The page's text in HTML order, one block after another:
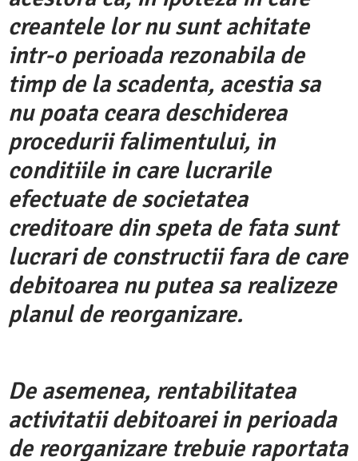
creantele lor nu sunt achitate
intr-o perioada rezonabila de
timp de la scadenta, acestia sa
nu poata ceara deschiderea
procedurii falimentului, in
conditiile in care lucrarile
efectuate de societatea
creditoare din speta de fata sunt
lucrari de constructii fara de care
debitoarea nu putea sa realizeze
planul de reorganizare.
De asemenea, rentabilitatea
activitatii debitoarei in perioada
de reorganizare trebuie raportata